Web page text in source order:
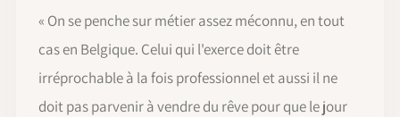
« On se penche sur métier assez méconnu, en tout
cas en Belgique. Celui qui l'exerce doit être
irréprochable à la fois professionnel et aussi il ne
doit pas parvenir à vendre du rêve pour que le jour